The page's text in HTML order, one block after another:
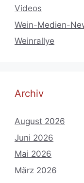
Videos
Wein-Medien-
Weinrallye
Archiv
August 2026
Juni 2026
Mai 2026
März 2026